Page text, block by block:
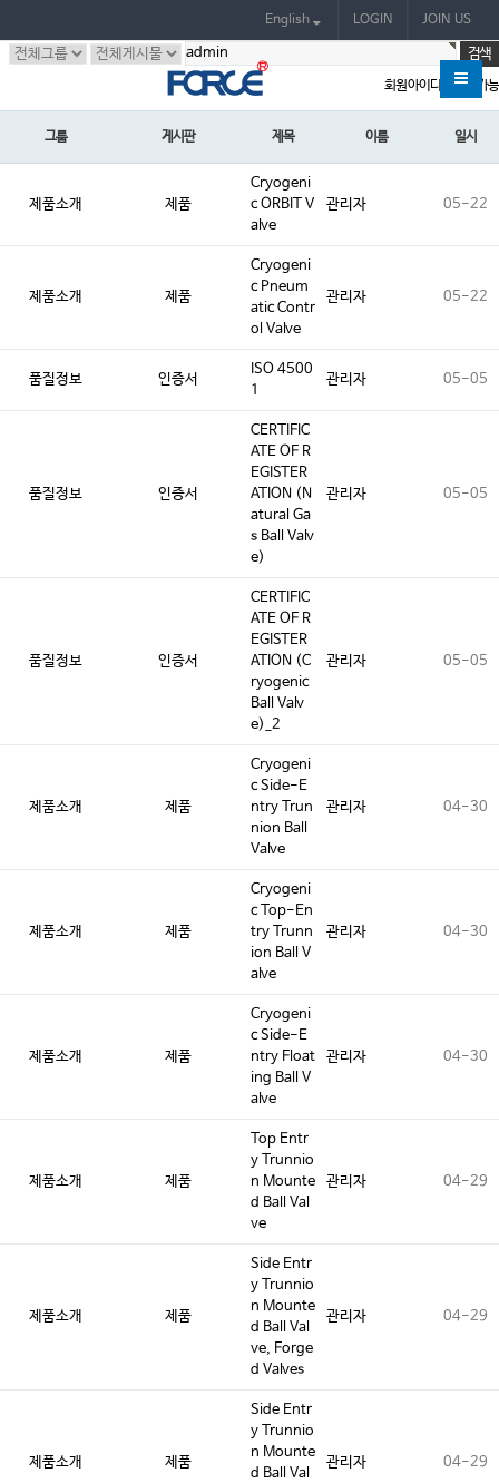
English LOGIN JOIN US
회원 아이디만 검색 가능
그룹 게시판 제목 이름 일시
제품소개 제품
Cryogeni
c ORBIT V
alve
관리자 05-22
제품소개 제품
Cryogeni
c Pneum
atic Contr
ol Valve
관리자 05-22
품질정보 인증서
ISO 4500
1
관리자 05-05
품질정보 인증서
CERTIFIC
ATE OF R
EGISTER
ATION (N
atural Ga
s Ball Valv
e)
관리자 05-05
품질정보 인증서
CERTIFIC
ATE OF R
EGISTER
ATION (C
ryogenic
Ball Valv
e)_2
관리자 05-05
제품소개 제품
Cryogeni
c Side-E
ntry Trun
nion Ball
Valve
관리자 04-30
제품소개 제품
Cryogeni
c Top-En
try Trunn
ion Ball V
alve
관리자 04-30
제품소개 제품
Cryogeni
c Side-E
ntry Float
ing Ball V
alve
관리자 04-30
제품소개 제품
Top Entr
y Trunnio
n Mounte
d Ball Val
ve
관리자 04-29
제품소개 제품
Side Entr
y Trunnio
n Mounte
d Ball Val
ve, Forge
d Valves
관리자 04-29
제품소개 제품
Side Entr
y Trunnio
n Mounte
d Ball Val
관리자 04-29